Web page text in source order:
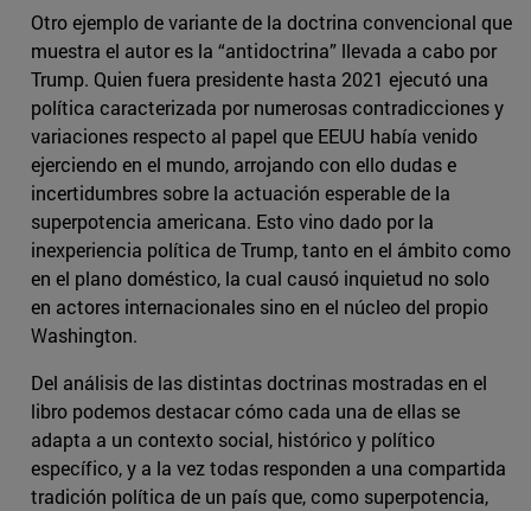
Otro ejemplo de variante de la doctrina convencional que
muestra el autor es la “antidoctrina” llevada a cabo por
Trump. Quien fuera presidente hasta 2021 ejecutó una
política caracterizada por numerosas contradicciones y
variaciones respecto al papel que EEUU había venido
ejerciendo en el mundo, arrojando con ello dudas e
incertidumbres sobre la actuación esperable de la
superpotencia americana. Esto vino dado por la
inexperiencia política de Trump, tanto en el ámbito como
en el plano doméstico, la cual causó inquietud no solo
en actores internacionales sino en el núcleo del propio
Washington.
Del análisis de las distintas doctrinas mostradas en el
libro podemos destacar cómo cada una de ellas se
adapta a un contexto social, histórico y político
específico, y a la vez todas responden a una compartida
tradición política de un país que, como superpotencia,